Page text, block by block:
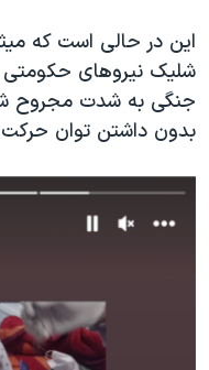
چهل سال گروگان‌گیری
قانون شفافیت دارائی
اعتراضات مردمی آبان ۹۸
نرگس محمدی برنده
سفر پرزیدنت ترامپ به
شلیک نیروهای حکومتی
جنگی به شدت مجروح
بدون داشتن توان